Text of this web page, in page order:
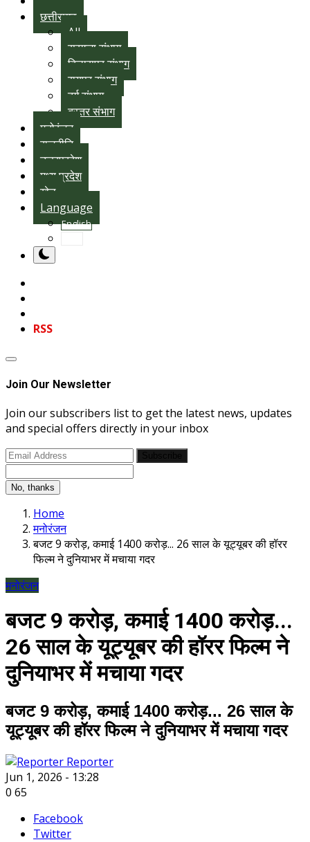
छत्तीसगढ़
All
सरगुजा संभाग
बिलासपुर संभाग
रायपुर संभाग
दुर्ग संभाग
बस्तर संभाग
मनोरंजन
राजनीति
उत्तरप्रदेश
मध्य प्रदेश
खेल
Language
English
RSS
Join Our Newsletter
Join our subscribers list to get the latest news, updates
and special offers directly in your inbox
No, thanks
Home
मनोरंजन
बजट 9 करोड़, कमाई 1400 करोड़... 26 साल के यूट्यूबर की हॉरर
फिल्म ने दुनियाभर में मचाया गदर
मनोरंजन
बजट 9 करोड़, कमाई 1400 करोड़...
26 साल के यूट्यूबर की हॉरर फिल्म ने
दुनियाभर में मचाया गदर
बजट 9 करोड़, कमाई 1400 करोड़... 26 साल के
यूट्यूबर की हॉरर फिल्म ने दुनियाभर में मचाया गदर
Reporter
Jun 1, 2026 - 13:28
0 65
Facebook
Twitter